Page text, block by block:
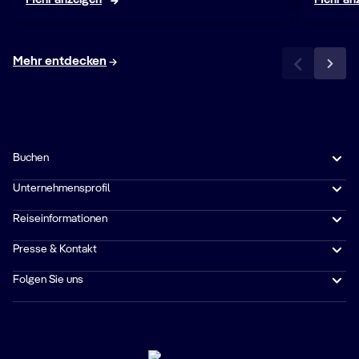
Mehr entdecken
Buchen
Unternehmensprofil
Reiseinformationen
Presse & Kontakt
Folgen Sie uns